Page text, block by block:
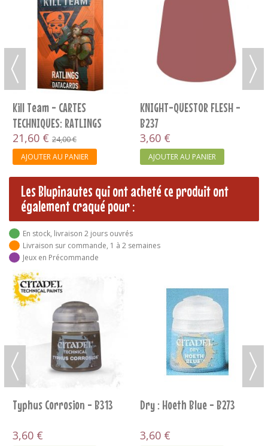
Kill Team - CARTES
TECHNIQUES: RATLINGS
(FRANCAIS)
21,60 € 24,00 €
AJOUTER AU PANIER
KNIGHT-QUESTOR FLESH -
B237
3,60 €
AJOUTER AU PANIER
Les Blupinautes qui ont acheté ce produit ont
également craqué pour :
En stock, livraison 2 jours ouvrés
Livraison sur commande, 1 à 2 semaines
Jeux en Précommande
Typhus Corrosion - B313
3,60 €
Dry : Hoeth Blue - B273
3,60 €